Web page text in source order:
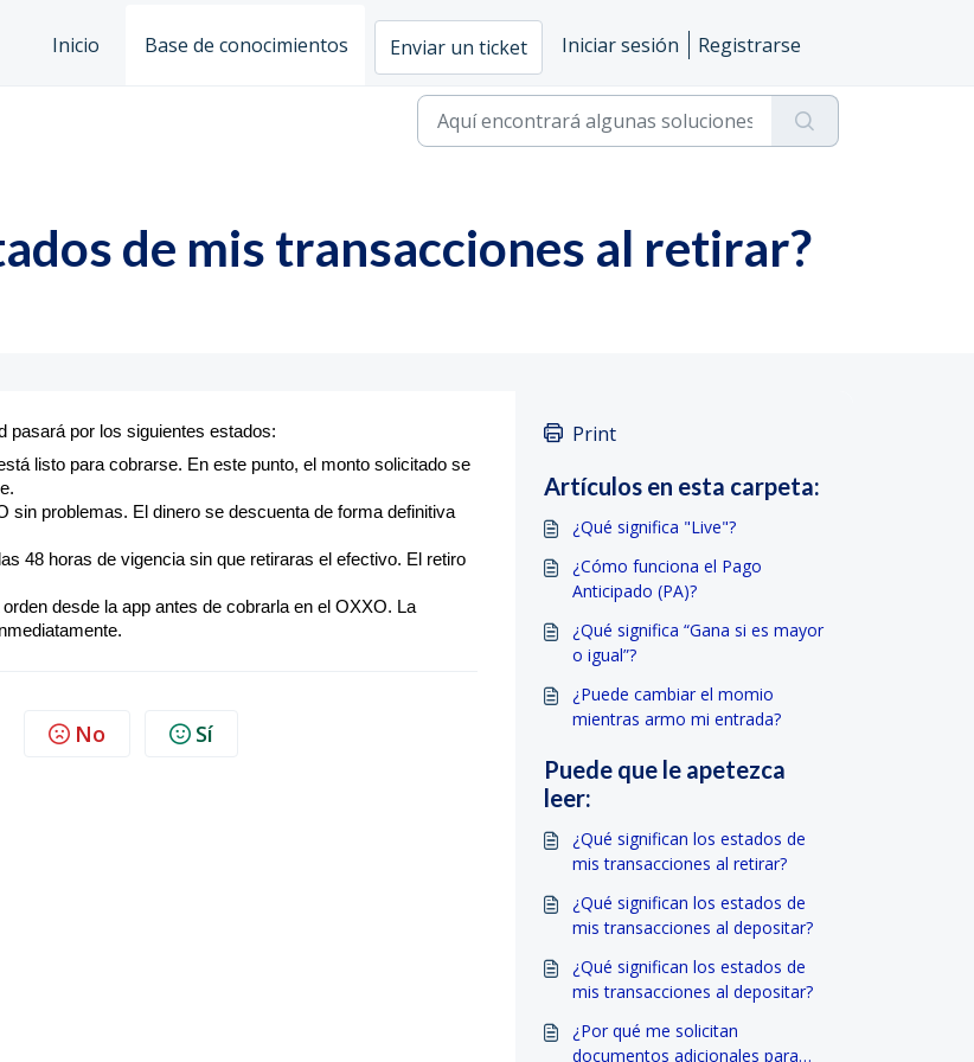
Inicio
Base de conocimientos Enviar un ticket Iniciar sesión Registrarse
de mis transacciones al retirar?
pasará por los siguientes estados:
listo para cobrarse. En este punto, el monto solicitado se
sin problemas. El dinero se descuenta de forma definitiva
48 horas de vigencia sin que retiraras el efectivo. El retiro
desde la app antes de cobrarla en el OXXO. La
No Sí
Print
Artículos en esta carpeta:
¿Qué significa "Live"?
¿Cómo funciona el Pago
Anticipado (PA)?
¿Qué significa “Gana si es mayor
o igual”?
¿Puede cambiar el momio
mientras armo mi entrada?
Puede que le apetezca
leer:
¿Qué significan los estados de
mis transacciones al retirar?
¿Qué significan los estados de
mis transacciones al depositar?
¿Qué significan los estados de
mis transacciones al depositar?
¿Por qué me solicitan
documentos adicionales para